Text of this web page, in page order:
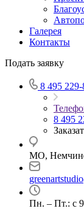
Галерея
Контакты
Подать заявку
8 495
8 495
МО,
Пн. – Пт.: с